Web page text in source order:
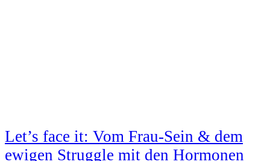
Let’s face it: Vom Frau-Sein & dem
ewigen Struggle mit den Hormonen